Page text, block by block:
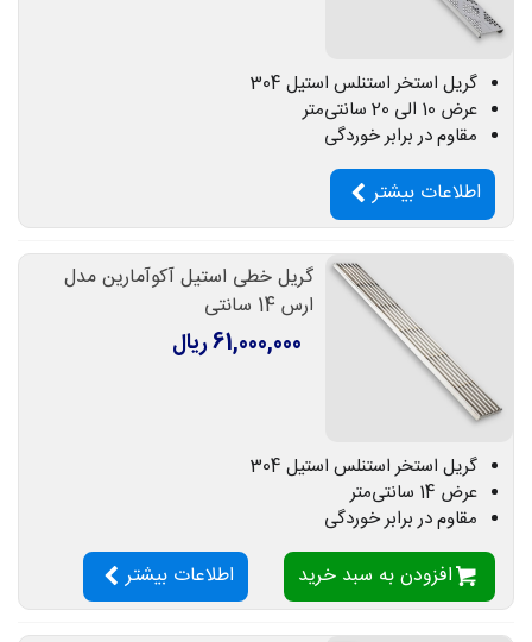
گریل استخر استنلس استیل 304
عرض 10 الی 20 سانتی‌متر
مقاوم در برابر خوردگی
اطلاعات بیشتر
گریل خطی استیل آکوآمارین مدل
ارس 14 سانتی
61,000,000 ریال
گریل استخر استنلس استیل 304
عرض 14 سانتی‌متر
مقاوم در برابر خوردگی
افزودن به سبد خرید اطلاعات بیشتر